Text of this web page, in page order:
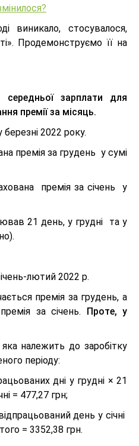
виникало, стосувалося,
Продемонструємо її на
зарплати для
премії за місяць.
березні 2022 року.
премія за грудень у сумі
премія за січень у
21 день, у грудні та у
лютий 2022 р.
премія за грудень, а
за січень. Проте, у
належить до заробітку
періоду:
дні у грудні × 21
= 477,27 грн;
день у січні
= 3352,38 грн.